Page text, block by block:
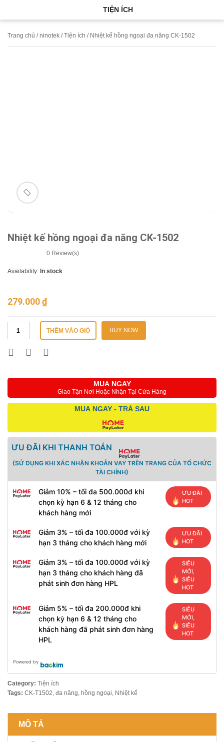
TIỆN ÍCH
Trang chủ /ninotek /Tiện ích / Nhiệt kế hồng ngoại đa năng CK-1502
🔍
Nhiệt kế hồng ngoại đa năng CK-1502
0 Review(s)
Availability: In stock
279.000₫
THÊM VÀO GIỎ BUY NOW
MUA NGAY
Giao Tận Nơi Hoặc Nhận Tại Cửa Hàng
MUA NGAY - TRẢ SAU
ƯU ĐÃI KHI THANH TOÁN
(SỬ DỤNG KHI XÁC NHẬN KHOẢN VAY TRÊN TRANG CỦA TỔ CHỨC
TÀI CHÍNH)
Giảm 10% – tối đa 500.000đ khi
chọn kỳ hạn 6 & 12 tháng cho
khách hàng mới
ƯU ĐÃI
HOT
Giảm 3% – tối đa 100.000đ với kỳ
hạn 3 tháng cho khách hàng mới
ƯU ĐÃI
HOT
Giảm 3% – tối đa 100.000đ với kỳ
hạn 3 tháng cho khách hàng đã
phát sinh đơn hàng HPL
SIÊU
MỚI,
SIÊU
HOT
Giảm 5% – tối đa 200.000đ khi
chọn kỳ hạn 6 & 12 tháng cho
khách hàng đã phát sinh đơn hàng
HPL
SIÊU
MỚI,
SIÊU
HOT
Powered by
Category: Tiện ích
Tags: CK-T1502, đa năng, hồng ngoại, Nhiệt kế
MÔ TẢ